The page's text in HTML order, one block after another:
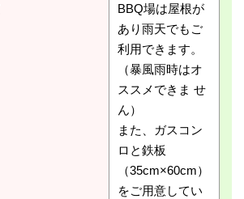
BBQ場は屋根が
あり雨天でもご
利用できます。
（暴風雨時はオ
ススメできま せ
ん）
また、ガスコン
ロと鉄板
（35cm×60cm）
をご用意してい